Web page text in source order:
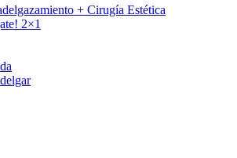
+ Cirugía Estética
2×1